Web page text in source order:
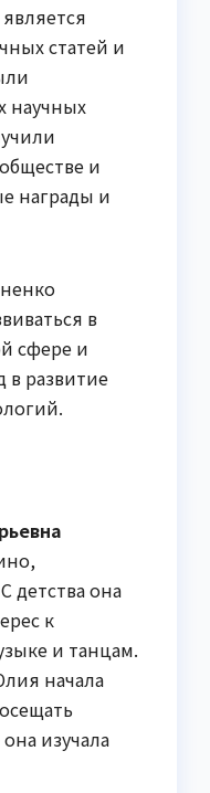
статей и
научных
и
награды и
в
сфере и
в развитие
детства она
к
и танцам.
начала
изучала